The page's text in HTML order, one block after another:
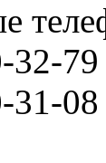
32-79
31-08